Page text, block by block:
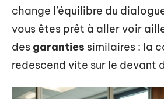
change l’équilibre du
vous êtes prêt à aller voir
des garanties similaires : la
redescend vite sur le devant